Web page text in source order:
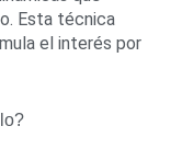
Esta técnica
el interés por